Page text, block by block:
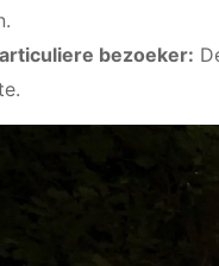
bezoeker: